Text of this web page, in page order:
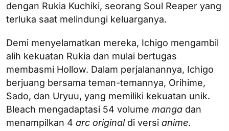
dengan Rukia Kuchiki, seorang Soul Reaper yang
terluka saat melindungi keluarganya.
Demi menyelamatkan mereka, Ichigo mengambil
alih kekuatan Rukia dan mulai bertugas
membasmi Hollow. Dalam perjalanannya, Ichigo
berjuang bersama teman-temannya, Orihime,
Sado, dan Uryuu, yang memiliki kekuatan unik.
Bleach mengadaptasi 54 volume manga dan
menampilkan 4 arc originaldi versi anime.